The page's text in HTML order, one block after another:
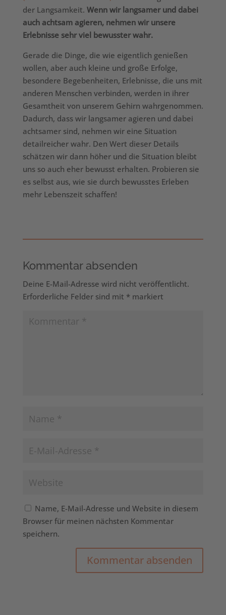
der Langsamkeit. Wenn wir langsamer und dabei
auch achtsam agieren, nehmen wir unsere
Erlebnisse sehr viel bewusster wahr.
Gerade die Dinge, die wie eigentlich genießen
wollen, aber auch kleine und große Erfolge,
besondere Begebenheiten, Erlebnisse, die uns mit
anderen Menschen verbinden, werden in ihrer
Gesamtheit von unserem Gehirn wahrgenommen.
Dadurch, dass wir langsamer agieren und dabei
achtsamer sind, nehmen wir eine Situation
detailreicher wahr. Den Wert dieser Details
schätzen wir dann höher und die Situation bleibt
uns so auch eher bewusst erhalten. Probieren sie
es selbst aus, wie sie durch bewusstes Erleben
mehr Lebenszeit schaffen!
Kommentar absenden
Deine E-Mail-Adresse wird nicht veröffentlicht.
Erforderliche Felder sind mit *markiert
Name, E-Mail-Adresse und Website in diesem
Browser für meinen nächsten Kommentar
speichern.